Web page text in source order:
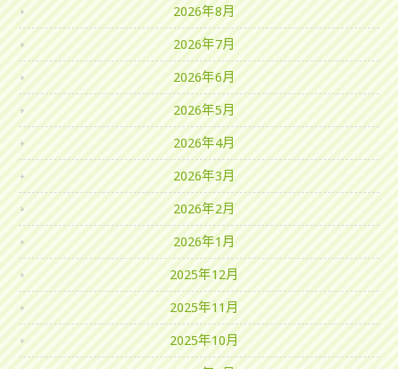
2026年8月
2026年7月
2026年6月
2026年5月
2026年4月
2026年3月
2026年2月
2026年1月
2025年12月
2025年11月
2025年10月